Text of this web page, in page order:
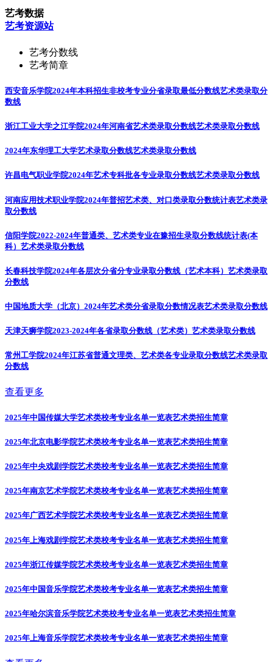
艺考数据
艺考资源站
艺考分数线
艺考简章
西安音乐学院2024年本科招生非校考专业分省录取最低分数线艺术类录取分
数线
浙江工业大学之江学院2024年河南省艺术类录取分数线艺术类录取分数线
2024年东华理工大学艺术录取分数线艺术类录取分数线
许昌电气职业学院2024年艺术专科批各专业录取分数线艺术类录取分数线
河南应用技术职业学院2024年普招艺术类、对口类录取分数统计表艺术类录
取分数线
信阳学院2022-2024年普通类、艺术类专业在豫招生录取分数线统计表(本
科） 艺术类录取分数线
长春科技学院2024年各层次分省分专业录取分数线（艺术本科） 艺术类录取
分数线
中国地质大学（北京）2024年艺术类分省录取分数情况表艺术类录取分数线
天津天狮学院2023-2024年各省录取分数线（艺术类） 艺术类录取分数线
常州工学院2024年江苏省普通文理类、艺术类各专业录取分数线艺术类录取
分数线
查看更多
2025年中国传媒大学艺术类校考专业名单一览表艺术类招生简章
2025年北京电影学院艺术类校考专业名单一览表艺术类招生简章
2025年中央戏剧学院艺术类校考专业名单一览表艺术类招生简章
2025年南京艺术学院艺术类校考专业名单一览表艺术类招生简章
2025年广西艺术学院艺术类校考专业名单一览表艺术类招生简章
2025年上海戏剧学院艺术类校考专业名单一览表艺术类招生简章
2025年浙江传媒学院艺术类校考专业名单一览表艺术类招生简章
2025年中国音乐学院艺术类校考专业名单一览表艺术类招生简章
2025年哈尔滨音乐学院艺术类校考专业名单一览表艺术类招生简章
2025年上海音乐学院艺术类校考专业名单一览表艺术类招生简章